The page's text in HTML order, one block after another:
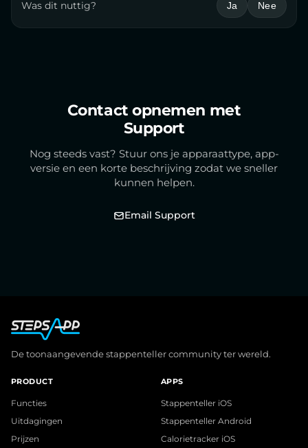
Was dit nuttig? Ja Nee
Contact opnemen met
Support
Nog steeds vast? Stuur ons je apparaattype, app-
versie en een korte beschrijving zodat we sneller
kunnen helpen.
Email Support
De toonaangevende stappenteller community ter wereld.
PRODUCT
Functies
Uitdagingen
Prijzen
APPS
Stappenteller iOS
Stappenteller Android
Calorietracker iOS